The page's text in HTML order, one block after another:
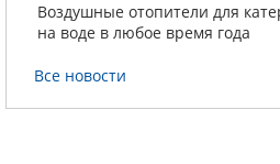
Воздушные отопители для
на воде в любое время года
Все новости